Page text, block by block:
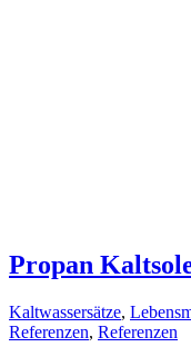
Propan
Kaltwassersätze,
Referenzen, Referenzen